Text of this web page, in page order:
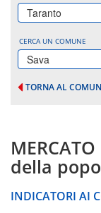
Taranto
CERCA UN COMUNE
Sava
TORNA AL
della
INDICATORI AI